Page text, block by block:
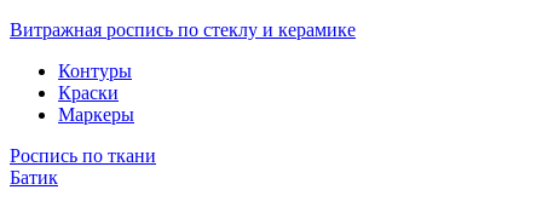
Витражная роспись по стеклу и керамике
Контуры
Краски
Маркеры
Роспись по ткани
Батик